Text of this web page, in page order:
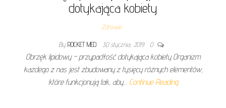
dotykająca kobiety
Zdrowie
By ROCKET MED 30 stycznia, 2019 0
Obrzęk lipidowy – przypadłość dotykająca kobiety Organizm
każdego z nas jest zbudowany z tysięcy różnych elementów,
które funkcjonują tak, aby… Continue Reading